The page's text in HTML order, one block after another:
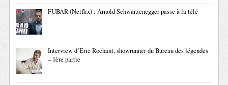
FUBAR (Netflix) : Arnold Schwarzenegger passe à la télé
Interview d’Eric Rochant, showrunner du Bureau des légendes
– 1ère partie